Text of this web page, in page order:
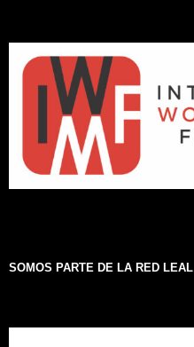
SOMOS PARTE DE LA RED LEAL